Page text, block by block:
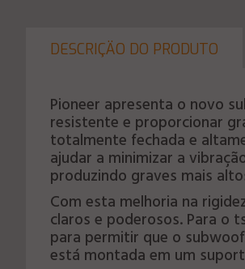
DESCRIÇÄO DO PRODUTO
Pioneer apresenta o novo
resistente e proporcionar
totalmente fechada e
ajudar a minimizar a
produzindo graves mais
Com esta melhoria na
claros e poderosos. Para o
para permitir que o
está montada em um